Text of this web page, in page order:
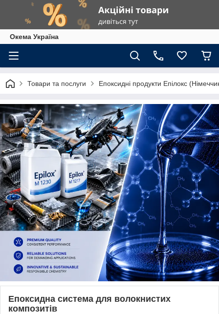
Окема Україна
Товари та послуги Епоксидні продукти Епілокс
Епоксидна система для волокнистих
композитів